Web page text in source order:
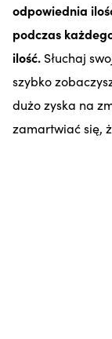
odpowiednia
podczas
ilość. Słuchaj
szybko
dużo zyska na
zamartwiać się,